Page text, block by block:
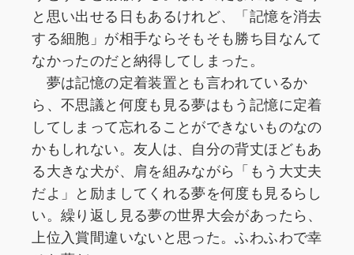
と思い出せる日もあるけれど、「記憶を消去
する細胞」が相手ならそもそも勝ち目なんて
なかったのだと納得してしまった。
夢は記憶の定着装置とも言われているか
ら、不思議と何度も見る夢はもう記憶に定着
してしまって忘れることができないものなの
かもしれない。友人は、自分の背丈ほどもあ
る大きな犬が、肩を組みながら「もう大丈夫
だよ」と励ましてくれる夢を何度も見るらし
い。繰り返し見る夢の世界大会があったら、
上位入賞間違いないと思った。ふわふわで幸